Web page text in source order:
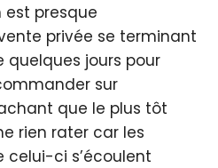
est presque
privée se terminant
quelques jours pour
sur
que le plus tôt
rien rater car les
ci s’écoulent